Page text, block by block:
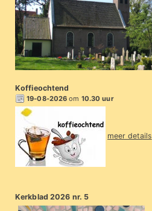
Koffieochtend
19-08-2026 om 10.30 uur
meer details
Kerkblad 2026 nr. 5